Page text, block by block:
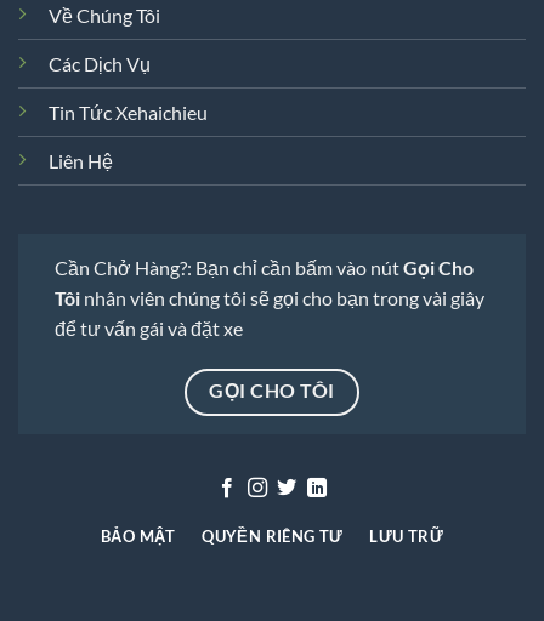
Về Chúng Tôi
Các Dịch Vụ
Tin Tức Xehaichieu
Liên Hệ
Cần Chở Hàng?: Bạn chỉ cần bấm vào nútGọi Cho
Tôi nhân viên chúng tôi sẽ gọi cho bạn trong vài giây
để tư vấn gái và đặt xe
GỌI CHO TÔI
BẢO MẬT QUYỀN RIÊNG TƯ LƯU TRỮ